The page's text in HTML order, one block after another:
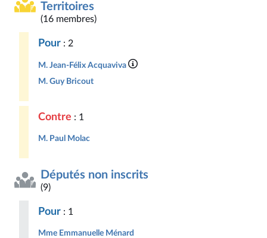
Territoires
(16 membres)
Pour : 2
M. Jean-Félix Acquaviva
M. Guy Bricout
Contre : 1
M. Paul Molac
Députés non inscrits
(9)
Pour : 1
Mme Emmanuelle Ménard